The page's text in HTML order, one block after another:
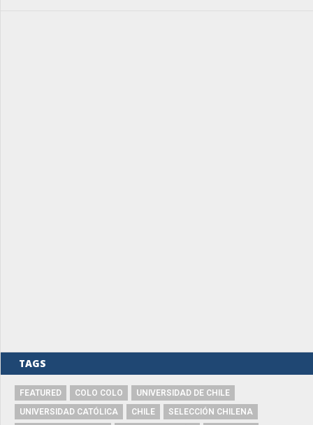
TAGS
FEATURED COLO COLO
UNIVERSIDAD DE CHILE
UNIVERSIDAD CATÓLICA
CHILE
SELECCIÓN CHILENA